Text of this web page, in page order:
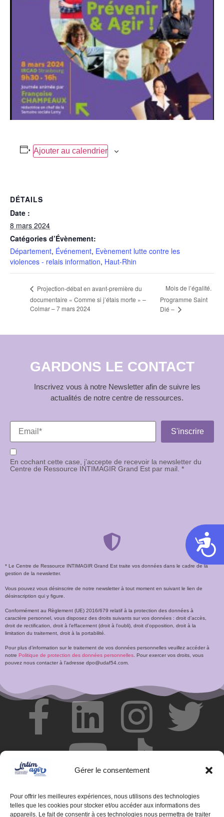
Gérer le consentement
Pour offrir les meilleures expériences, nous utilisons des technologies
telles que les cookies pour stocker et/ou accéder aux informations des
appareils. Le fait de consentir à ces technologies nous permettra de traiter
Ajouter au calendrier
DÉTAILS
Date :
8 mars 2024
Catégories d’Évènement:
Département, Événement, Evènement lutte contre les
violences - relais information, Haut-Rhin
Projection-débat en avant-première du
documentaire « Comme si j’étais morte » –
Colmar – 7 mars 2024
Mois de l’égalité.
Programme Saint
Dié –
GARDONS LE CONTACT
Inscrivez vous à notre Newsletter afin de suivre les
actualités de notre centre de ressources.
En cochant cette case, j’accepte de recevoir la newsletter du
Centre de Ressource INTIMAGIR Grand Est par mail. *
* Le Centre de Ressource INTIMAGIR Grand Est traite vos données dans le cadre de la
gestion de la newsletter.
Vous pouvez vous désinscrire de notre newsletter à tout moment en suivant le lien de
désinscription qui y figure.
Conformément au Règlement (UE) 2016/679 relatif à la protection des données à
caractère personnel, vous disposez des droits suivants sur vos données : droit d’accès,
droit de rectification, droit à l’effacement (droit à l’oubli), droit d’opposition, droit à la
limitation du traitement, droit à la portabilité.
Pour plus d’information sur le traitement de vos données personnelles veuillez accéder à
notre Politique de protection des données personnelles. Pour exercer vos droits, vous
pouvez nous contacter à l’adresse dpo@udaf54.com.